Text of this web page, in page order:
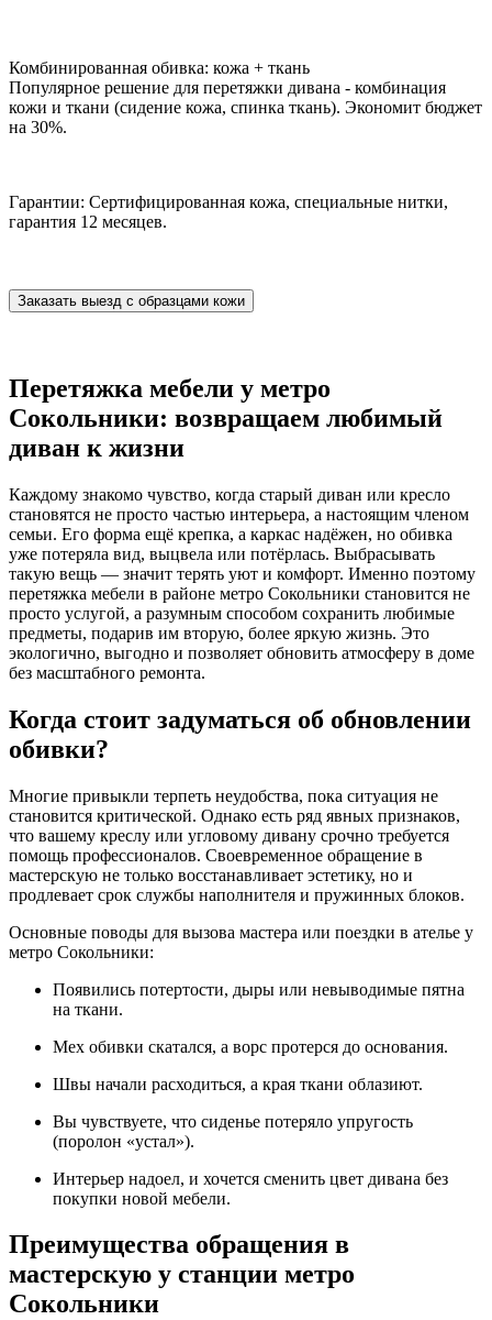
Комбинированная обивка: кожа + ткань
Популярное решение для перетяжки дивана - комбинация
кожи и ткани (сидение кожа, спинка ткань). Экономит бюджет
на 30%.
Гарантии: Сертифицированная кожа, специальные нитки,
гарантия 12 месяцев.
Заказать выезд с образцами кожи
Перетяжка мебели у метро
Сокольники: возвращаем любимый
диван к жизни
Каждому знакомо чувство, когда старый диван или кресло
становятся не просто частью интерьера, а настоящим членом
семьи. Его форма ещё крепка, а каркас надёжен, но обивка
уже потеряла вид, выцвела или потёрлась. Выбрасывать
такую вещь — значит терять уют и комфорт. Именно поэтому
перетяжка мебели в районе метро Сокольники становится не
просто услугой, а разумным способом сохранить любимые
предметы, подарив им вторую, более яркую жизнь. Это
экологично, выгодно и позволяет обновить атмосферу в доме
без масштабного ремонта.
Когда стоит задуматься об обновлении
обивки?
Многие привыкли терпеть неудобства, пока ситуация не
становится критической. Однако есть ряд явных признаков,
что вашему креслу или угловому дивану срочно требуется
помощь профессионалов. Своевременное обращение в
мастерскую не только восстанавливает эстетику, но и
продлевает срок службы наполнителя и пружинных блоков.
Основные поводы для вызова мастера или поездки в ателье у
метро Сокольники:
Появились потертости, дыры или невыводимые пятна
на ткани.
Мех обивки скатался, а ворс протерся до основания.
Швы начали расходиться, а края ткани облазиют.
Вы чувствуете, что сиденье потеряло упругость
(поролон «устал»).
Интерьер надоел, и хочется сменить цвет дивана без
покупки новой мебели.
Преимущества обращения в
мастерскую у станции метро
Сокольники